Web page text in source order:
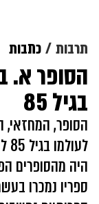
תרבות כתבות
הסופר א.
בגיל 85
הסופר, המחזאי,
היה מהסופרים
ספריו נמכרו